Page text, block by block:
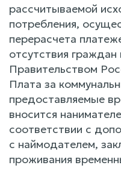
рассчитываемой
потребления,
перерасчета
отсутствия
Правительством
Плата за
предоставляемые
вносится
соответствии с
с наймодателем,
проживания